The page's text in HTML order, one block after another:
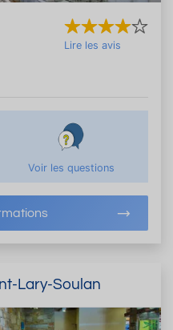
Lire les avis
Voir les questions
Lary-Soulan